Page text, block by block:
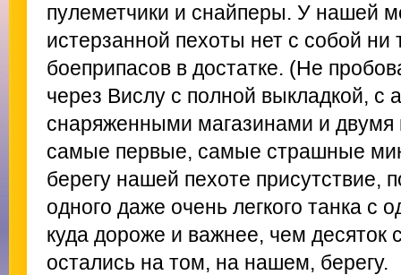
пулеметчики и снайперы. У нашей
истерзанной пехоты нет с собой ни
боеприпасов в достатке. (Не
через Вислу с полной выкладкой, с
снаряженными магазинами и двумя
самые первые, самые страшные
берегу нашей пехоте присутствие,
одного даже очень легкого танка с
куда дороже и важнее, чем
остались на том, на нашем, берегу.